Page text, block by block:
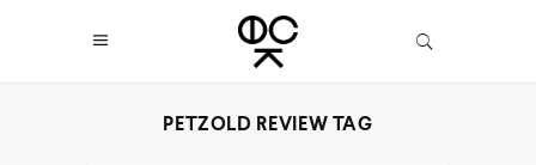
PETZOLD REVIEW TAG